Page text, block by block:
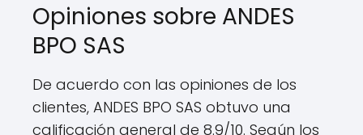
Opiniones sobre ANDES
BPO SAS
De acuerdo con las opiniones de los
clientes, ANDES BPO SAS obtuvo una
calificación general de 8.9/10. Según los